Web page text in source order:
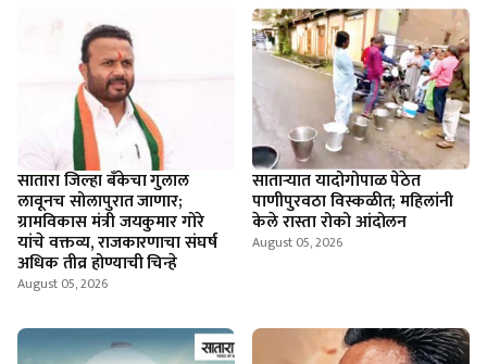
सातारा जिल्हा बँकेचा गुलाल
लावूनच सोलापुरात जाणार;
ग्रामविकास मंत्री जयकुमार गोरे
यांचे वक्तव्य, राजकारणाचा संघर्ष
अधिक तीव्र होण्याची चिन्हे
August 05, 2026
सातार्‍यात यादोगोपाळ पेठेत
पाणीपुरवठा विस्कळीत; महिलांनी
केले रास्ता रोको आंदोलन
August 05, 2026